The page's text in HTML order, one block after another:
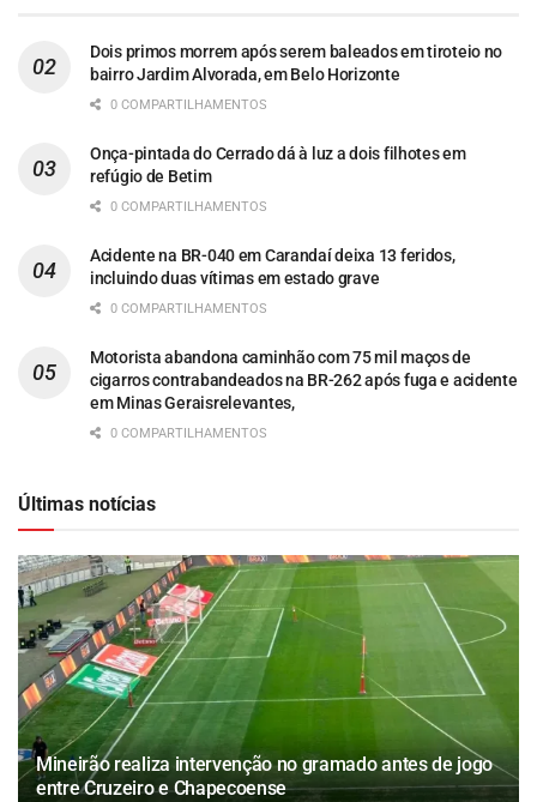
Dois primos morrem após serem baleados em tiroteio no
bairro Jardim Alvorada, em Belo Horizonte
0 COMPARTILHAMENTOS
Onça-pintada do Cerrado dá à luz a dois filhotes em
refúgio de Betim
0 COMPARTILHAMENTOS
Acidente na BR-040 em Carandaí deixa 13 feridos,
incluindo duas vítimas em estado grave
0 COMPARTILHAMENTOS
Motorista abandona caminhão com 75 mil maços de
cigarros contrabandeados na BR-262 após fuga e acidente
em Minas Geraisrelevantes,
0 COMPARTILHAMENTOS
Últimas notícias
Mineirão realiza intervenção no gramado antes de jogo
entre Cruzeiro e Chapecoense